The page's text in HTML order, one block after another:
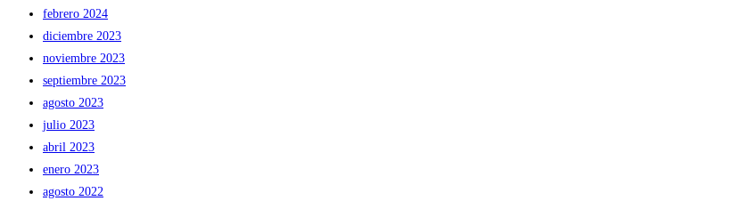
febrero 2024
diciembre 2023
noviembre 2023
septiembre 2023
agosto 2023
julio 2023
abril 2023
enero 2023
agosto 2022